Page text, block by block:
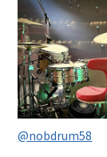
@nobdrum58